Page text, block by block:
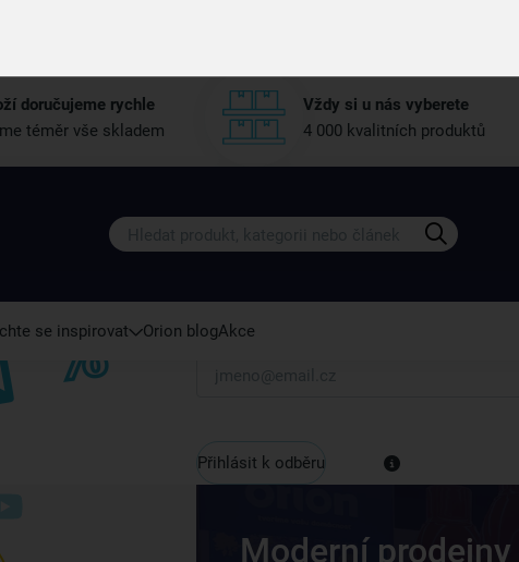
doručujeme rychle
téměr vše skladem
Vždy si u nás vyberete
4 000 kvalitních produktů
se inspirovat Orion blogAkce
Přihlaste se k odběru našeho newsletteru.
Váš e-mail
Přihlásit k odběru
Moderní prodejny